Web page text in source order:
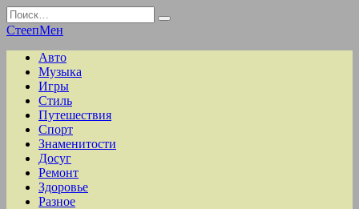
Перейти
к
Search
for:
СтеепМен
Авто
Музыка
Игры
Стиль
Путешествия
Спорт
Знаменитости
Досуг
Ремонт
Здоровье
Разное